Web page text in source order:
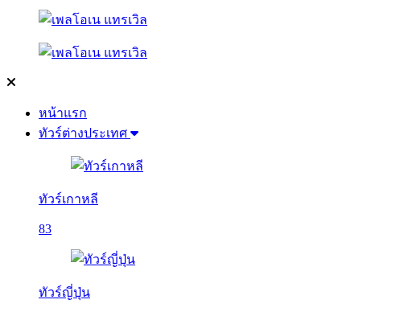
หน้าแรก
ทัวร์ต่างประเทศ
ทัวร์เกาหลี
83
ทัวร์ญี่ปุ่น